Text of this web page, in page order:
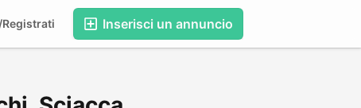
Inserisci un annuncio